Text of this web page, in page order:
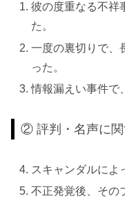
彼の度重なる不祥
た。
一度の裏切りで、
った。
情報漏えい事件で
② 評判・名声に関
スキャンダルによ
不正発覚後、その